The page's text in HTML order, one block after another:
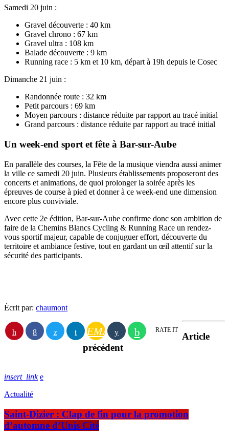
Samedi 20 juin :
Gravel découverte : 40 km
Gravel chrono : 67 km
Gravel ultra : 108 km
Balade découverte : 9 km
Running race : 5 km et 10 km, départ à 19h depuis le Cosec
Dimanche 21 juin :
Randonnée route : 32 km
Petit parcours : 69 km
Moyen parcours : distance réduite par rapport au tracé initial
Grand parcours : distance réduite par rapport au tracé initial
Un week-end sport et fête à Bar-sur-Aube
En parallèle des courses, la Fête de la musique viendra aussi animer
la ville ce samedi 20 juin. Plusieurs établissements proposeront des
concerts et animations, de quoi prolonger la soirée après les
épreuves de course à pied et donner à ce week-end une dimension
encore plus conviviale.
Avec cette 2e édition, Bar-sur-Aube confirme donc son ambition de
faire de la Chemins Blancs Cycling & Running Race un rendez-
vous sportif majeur, capable de conjuguer effort, découverte du
territoire et ambiance festive, tout en gardant un œil attentif sur la
sécurité des participants.
Écrit par: chaumont
EMAIL RATE IT
Article
précédent
insert_link
Actualité
Saint-Dizier : Clap de fin pour la promotion
d’automne d’Unis Cité